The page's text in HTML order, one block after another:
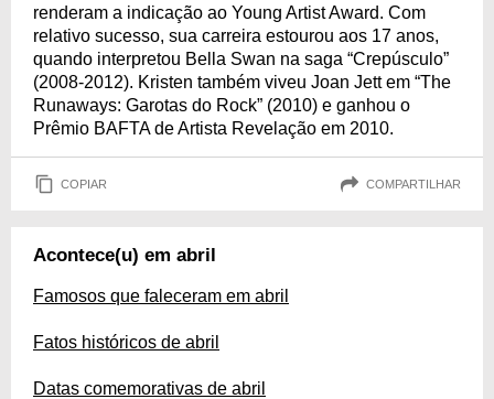
renderam a indicação ao Young Artist Award. Com
relativo sucesso, sua carreira estourou aos 17 anos,
quando interpretou Bella Swan na saga “Crepúsculo”
(2008-2012). Kristen também viveu Joan Jett em “The
Runaways: Garotas do Rock” (2010) e ganhou o
Prêmio BAFTA de Artista Revelação em 2010.
COPIAR COMPARTILHAR
Acontece(u) em abril
Famosos que faleceram em abril
Fatos históricos de abril
Datas comemorativas de abril